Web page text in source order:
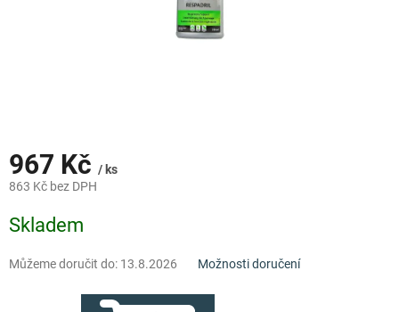
967 Kč / ks
863 Kč bez DPH
cena:
Skladem
Můžeme doručit do: 13.8.2026 Možnosti doručení